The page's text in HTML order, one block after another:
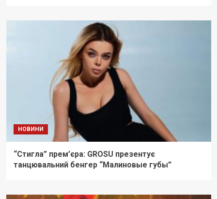
НОВИНИ
“Стигла” прем’єра: GROSU презентує
танцювальний бенгер “Малиновые губы”